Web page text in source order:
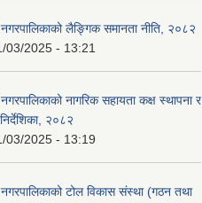
नगरपालिकाको लैङ्गिक समानता नीति, २०८२
03/2025 - 13:21
नगरपालिकाको नागरिक सहायता कक्ष स्थापना र
२०८२
03/2025 - 13:19
नगरपालिकाको टोल विकास संस्था (गठन तथा